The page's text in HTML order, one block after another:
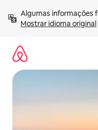
para
Mostrar idioma original